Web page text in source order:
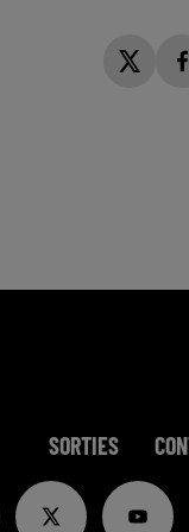
SORTIES